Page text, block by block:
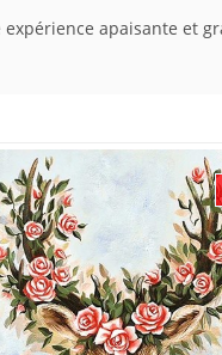
apaisante et